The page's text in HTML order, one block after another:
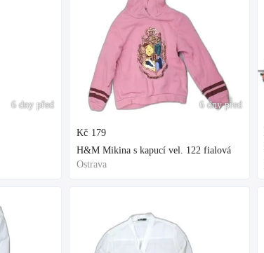
6 dny před 6 dny před
Kč 179
H&M Mikina s kapucí vel. 122 fialová
Ostrava